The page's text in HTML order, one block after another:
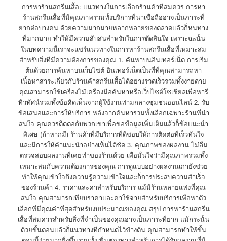
การหาร้านสกรีนเสื้อ: แนวทางในการเลือกร้านค้าที่สมควร การหา
ร้านสกรีนเสื้อที่มีคุณภาพรวมทั้งบริการที่น่าเชื่อถืออาจเป็นภาระที่
ยากต่อบางคน ด้วยความมากมายหลากหลายของตลาดแล้วก็หนทาง
ที่มากมาย ทำให้มีความสับสนสำหรับในการตัดสินใจ เพราะฉะนั้น
ในบทความนี้เราจะแชร์แนวทางในการหาร้านสกรีนเสื้อที่เหมาะสม
สำหรับสิ่งที่มีความต้องการของคุณ 1. ค้นหาบนอินเทอร์เน็ต การเริ่ม
ต้นด้วยการค้นหาบนเว็บไซต์ อินเทอร์เน็ตเป็นที่ที่คุณสามารถหา
เนื้อหาสาระเกี่ยวกับร้านค้าสกรีนเสื้อได้อย่างรวดเร็วรวมทั้งง่ายดาย
คุณสามารถใช้เครื่องไม้เครื่องมือค้นหาหรือเว็บไซต์โซเชียลเพื่อหารี
ทิวทัศน์รวมทั้งข้อคิดเห็นจากผู้ใช้งานท่ามกลางชุมชนออนไลน์ 2. รับ
ข้อเสนอและการให้บริการ หลังจากค้นหารวมทั้งเลือกเฉพาะร้านที่น่า
สนใจ คุณควรติดต่อกับพวกเขาเพื่อขอข้อมูลเพิ่มเติมแล้วก็ข้อแนะนำ
พิเศษ (ถ้าหากมี) ร้านค้าที่มีบริการที่ดีชอบให้การติดต่อที่เร็วทันใจ
และมีการให้คำแนะนำอย่างเห็นได้ชัด 3. คุณภาพของผลงาน ไม่ลืม
ตรวจสอบผลงานที่เคยทำของร้านด้วย เพื่อมั่นใจว่ามีคุณภาพรวมทั้ง
เหมาะสมกับความต้องการของคุณ การดูแบบอย่างผลงานเก่ายังช่วย
ทำให้คุณเข้าใจถึงความรู้ความเข้าใจและก็การประสบความสำเร็จ
ของร้านค้า 4. ราคาและค่าสำหรับบริการ แม้มีร้านหลายแห่งที่คุณ
สนใจ คุณสามารถเทียบราคาและค่าใช้จ่ายสำหรับบริการเพื่อหาตัว
เลือกที่มีคุณค่าที่สุดสำหรับงบประมาณของคุณ สรุป การหาร้านสกรีน
เสื้อที่สมควรสำหรับสิ่งที่จำเป็นของคุณอาจเป็นภาระที่ยาก แม้กระนั้น
ด้วยขั้นตอนแล้วก็แนวทางที่กำหนดไว้ข้างต้น คุณสามารถทำให้ขั้น